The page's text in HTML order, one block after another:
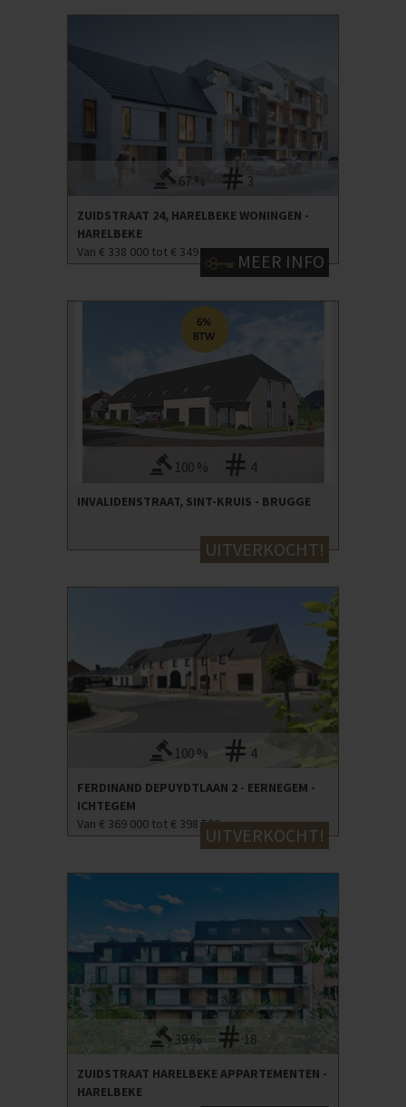
67 % 3
ZUIDSTRAAT 24, HARELBEKE WONINGEN -
HARELBEKE
Van € 338 000 tot € 349 500
MEER INFO
100 % 4
INVALIDENSTRAAT, SINT-KRUIS - BRUGGE
UITVERKOCHT!
100 % 4
FERDINAND DEPUYDTLAAN 2 - EERNEGEM -
ICHTEGEM
Van € 369 000 tot € 398 500UITVERKOCHT!
39 % 18
ZUIDSTRAAT HARELBEKE APPARTEMENTEN -
HARELBEKE